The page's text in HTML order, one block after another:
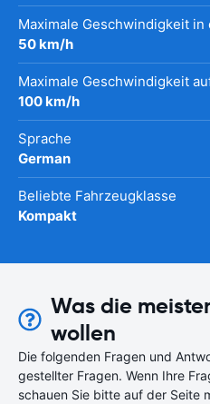
Maximale Geschwindigkeit in
50 km/h
Maximale Geschwindigkeit
100 km/h
Sprache
German
Beliebte Fahrzeugklasse
Kompakt
Was die
wollen
Die folgenden Fragen und
gestellter Fragen. Wenn Ihre
schauen Sie bitte auf der Seite